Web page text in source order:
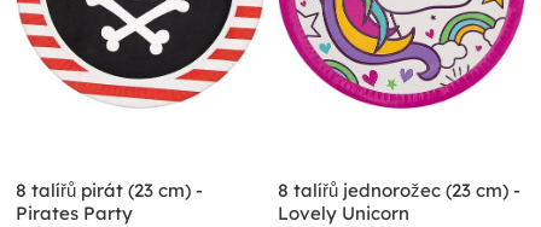
8 talířů pirát (23 cm) -
Pirates Party
8 talířů jednorožec (23 cm) -
Lovely Unicorn